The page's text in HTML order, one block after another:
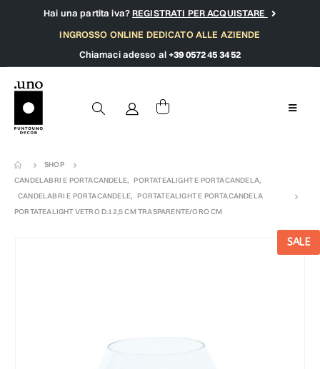
Hai una partita iva?REGISTRATI PER ACQUISTARE
INGROSSO ONLINE DEDICATO ALLE AZIENDE
Chiamaci adesso al +39 0572 45 34 52
SHOP
CANDELABRI E PORTACANDELE, PORTATEALIGHT E PORTACANDELA,
CANDELABRI E PORTACANDELE, PORTATEALIGHT E PORTACANDELA
PORTATEALIGHT VETRO D.12,5 CM TRASPARENTE/ORO CM
SALE